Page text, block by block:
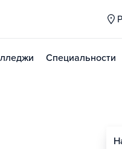
Специальности